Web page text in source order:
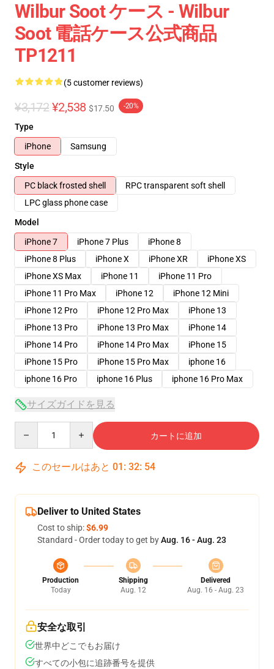
Wilbur Soot ケース - Wilbur
Soot 電話ケース公式商品
TP1211
(5 customer reviews)
¥3,172 ¥2,538 $17.50 -20%
Type
iPhone
Samsung
Style
PC black frosted shell
RPC transparent soft shell
LPC glass phone case
Model
iPhone 7
iPhone 7 Plus
iPhone 8
iPhone 8 Plus
iPhone X iPhone XR
iPhone XS
iPhone XS Max
iPhone 11
iPhone 11 Pro
iPhone 11 Pro Max
iPhone 12
iPhone 12 Mini
iPhone 12 Pro
iPhone 12 Pro Max
iPhone 13
iPhone 13 Pro
iPhone 13 Pro Max
iPhone 14
iPhone 14 Pro
iPhone 14 Pro Max
iPhone 15
iPhone 15 Pro
iPhone 15 Pro Max
iphone 16
iphone 16 Pro
iphone 16 Plus iphone 16 Pro Max
サイズガイドを見る
カートに追加
このセールはあと 01 : 32: 54
Deliver to United States
Cost to ship:$6.99
Standard - Order today to get byAug. 16 - Aug. 23
Production
Today
Shipping
Aug. 12
Delivered
Aug. 16 - Aug. 23
安全な取引
世界中どこでもお届け
すべての小包に追跡番号を提供